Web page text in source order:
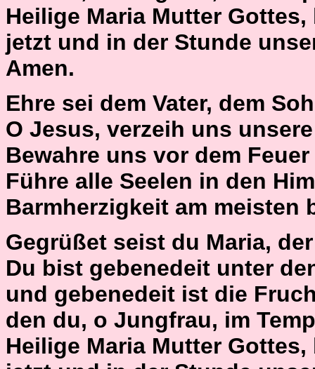
Heilige Maria Mutter
jetzt und in der Stunde
Amen.
Ehre sei dem Vater, dem
O Jesus, verzeih uns
Bewahre uns vor dem
Führe alle Seelen in den
Barmherzigkeit am meisten
Gegrüßet seist du Maria,
Du bist gebenedeit unter
und gebenedeit ist die
den du, o Jungfrau, im
Heilige Maria Mutter